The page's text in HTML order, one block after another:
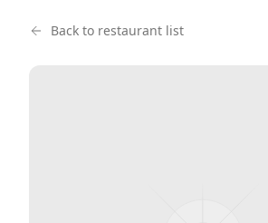
Back to restaurant list